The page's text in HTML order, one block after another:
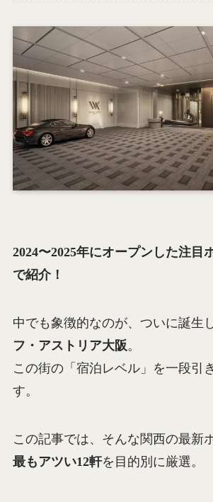
2024〜2025年にオープンした注目
で紹介！
中でも象徴的なのが、ついに誕生
フ・アストリア大阪。
この街の「宿泊レベル」を一段引
す。
この記事では、そんな関西の最新
最もアツい12軒を目的別に厳選。